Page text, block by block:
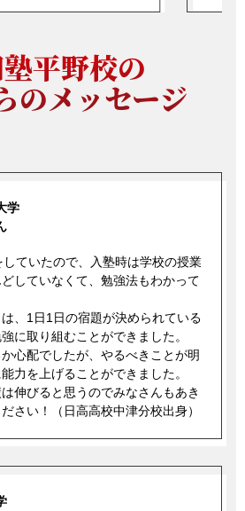
平野校の
のメッセージ
学
ていたので、入塾時は学校の授業
していなくて、勉強法もわかって
、1日1日の宿題が決められている
に取り組むことができました。
心配でしたが、やるべきことが明
力を上げることができました。
伸びると思うのでみなさんもあき
さい！（日高高校中津分校出身）